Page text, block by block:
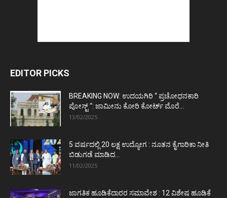
EDITOR PICKS
BREAKING NOW: ಉದಯಗಿರಿ “ ಪ್ರಚೋಧನಕಾರಿ
ಪೋಸ್ಟ್‌ “: ಜಾಮೀನು ಕೋರಿ ಕೋರ್ಟ್‌ ಮೊರೆ...
13/02/2025
5 ವರ್ಷದಲ್ಲಿ 20 ಲಕ್ಷ ಉದ್ಯೋಗ : ನೂತನ ಕೈಗಾರಿಕಾ ನೀತಿ
ಬಿಡುಗಡೆ ಮಾಡಿದ...
11/02/2025
ಜಾಗತಿಕ ಹೂಡಿಕೆದಾರರ ಸಮಾವೇಶ : 12 ವಿಶೇಷ ಹೂಡಿಕೆ